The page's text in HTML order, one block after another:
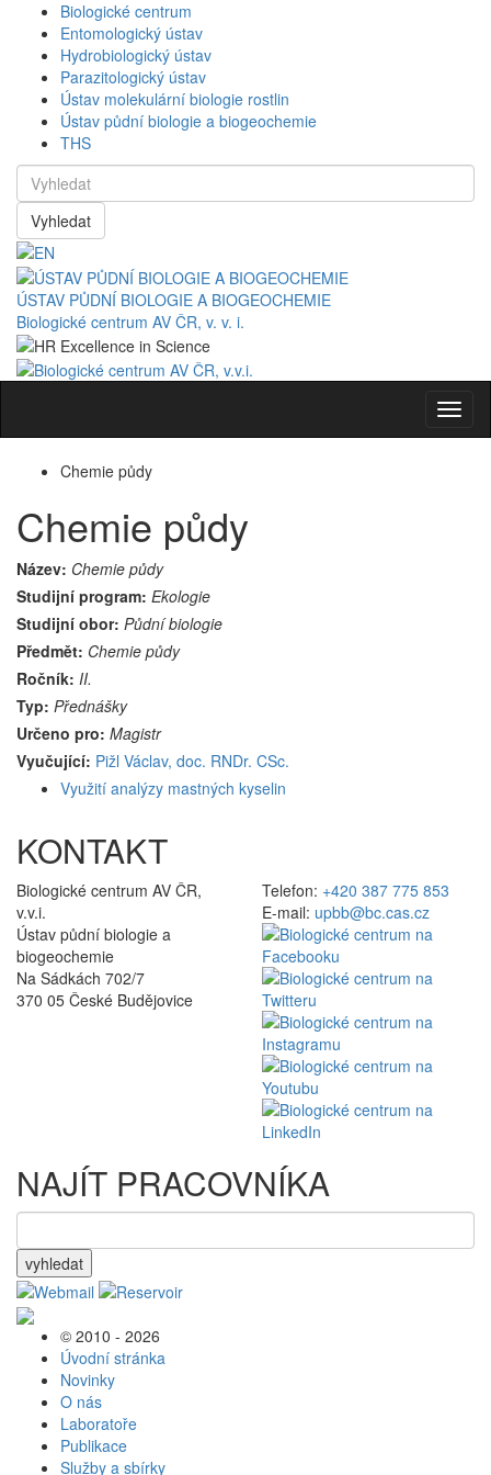
Biologické centrum
Entomologický ústav
Hydrobiologický ústav
Parazitologický ústav
Ústav molekulární biologie rostlin
Ústav půdní biologie a biogeochemie
THS
Vyhledat
ÚSTAV PŮDNÍ BIOLOGIE A BIOGEOCHEMIE
Biologické centrum AV ČR, v. v. i.
Chemie půdy
Chemie půdy
Název: Chemie půdy
Studijní program: Ekologie
Studijní obor: Půdní biologie
Předmět: Chemie půdy
Ročník: II.
Typ: Přednášky
Určeno pro: Magistr
Vyučující: Pižl Václav, doc. RNDr. CSc.
Využití analýzy mastných kyselin
KONTAKT
Biologické centrum AV ČR,
v.v.i.
Ústav půdní biologie a
biogeochemie
Na Sádkách 702/7
370 05 České Budějovice
Telefon: +420 387 775 853
E-mail: upbb@bc.cas.cz
NAJÍT PRACOVNÍKA
vyhledat
© 2010 - 2026
Úvodní stránka
Novinky
O nás
Laboratoře
Publikace
Služby a sbírky